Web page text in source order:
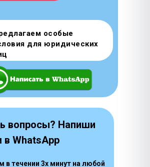
особые
для юридических
вопросы? Напиши
в WhatsApp
в течении 3х минут на любой